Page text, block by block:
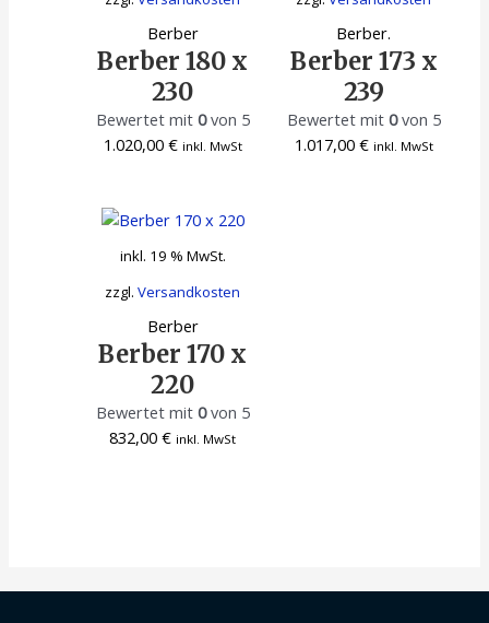
Berber
Berber 180 x
230
Bewertet mit 0von 5
1.020,00 € inkl. MwSt
Berber.
Berber 173 x
239
Bewertet mit 0von 5
1.017,00 € inkl. MwSt
inkl. 19 % MwSt.
zzgl.Versandkosten
Berber
Berber 170 x
220
Bewertet mit 0von 5
832,00€ inkl. MwSt